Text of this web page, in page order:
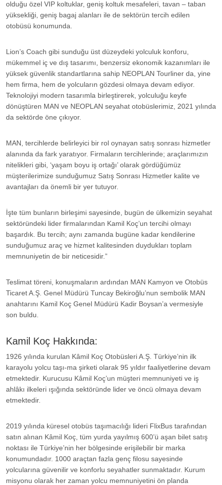
olduğu özel VIP koltuklar, geniş koltuk mesafeleri, tavan – taban
yüksekliği, geniş bagaj alanları ile de sektörün tercih edilen
otobüsü konumunda.
Lion’s Coach gibi sunduğu üst düzeydeki yolculuk konforu,
mükemmel iç ve dış tasarımı, benzersiz ekonomik kazanımları ile
yüksek güvenlik standartlarına sahip NEOPLAN Tourliner da, yine
hem firma, hem de yolcuların gözdesi olmaya devam ediyor.
Teknolojiyi modern tasarımla birleştirerek, yolculuğu keyfe
dönüştüren MAN ve NEOPLAN seyahat otobüslerimiz, 2021 yılında
da sektörde öne çıkıyor.
MAN, tercihlerde belirleyici bir rol oynayan satış sonrası hizmetler
alanında da fark yaratıyor. Firmaların tercihlerinde; araçlarımızın
nitelikleri gibi, ‘yaşam boyu iş ortağı’ olarak gördüğümüz
müşterilerimize sunduğumuz Satış Sonrası Hizmetler kalite ve
avantajları da önemli bir yer tutuyor.
İşte tüm bunların birleşimi sayesinde, bugün de ülkemizin seyahat
sektöründeki lider firmalarından Kamil Koç’un tercihi olmayı
başardık. Bu tercih; aynı zamanda bugüne kadar kendilerine
sunduğumuz araç ve hizmet kalitesinden duydukları toplam
memnuniyetin de bir neticesidir.”
Teslimat töreni, konuşmaların ardından MAN Kamyon ve Otobüs
Ticaret A.Ş. Genel Müdürü Tuncay Bekiroğlu’nun sembolik MAN
anahtarını Kamil Koç Genel Müdürü Kadir Boysan’a vermesiyle
son buldu.
Kamil Koç Hakkında:
1926 yılında kurulan Kâmil Koç Otobüsleri A.Ş. Türkiye’nin ilk
karayolu yolcu taşı-ma şirketi olarak 95 yıldır faaliyetlerine devam
etmektedir. Kurucusu Kâmil Koç’un müşteri memnuniyeti ve iş
ahlâkı ilkeleri ışığında sektöründe lider ve öncü olmaya devam
etmektedir.
2019 yılında küresel otobüs taşımacılığı lideri FlixBus tarafından
satın alınan Kâmil Koç, tüm yurda yayılmış 600’ü aşan bilet satış
noktası ile Türkiye’nin her bölgesinde erişilebilir bir marka
konumundadır. 1000 araçtan fazla genç filosu sayesinde
yolcularına güvenilir ve konforlu seyahatler sunmaktadır. Kurum
misyonu olarak her zaman yolcu memnuniyetini ön planda